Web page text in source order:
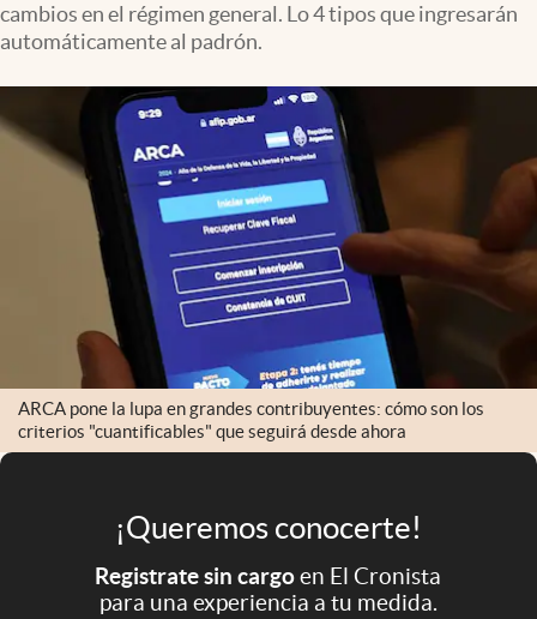
Infotechnology
Clima
Mundial 2026
Eventos Corporativos
El Cronista Studio
abre en nueva pestaña
Argentina
cambios en el régimen general. Lo 4 tipos que ingresarán
automáticamente al padrón.
ARCA pone la lupa en grandes contribuyentes: cómo son los
criterios "cuantificables" que seguirá desde ahora
¡Queremos conocerte!
Registrate sin cargoen El Cronista
para una experiencia a tu medida.